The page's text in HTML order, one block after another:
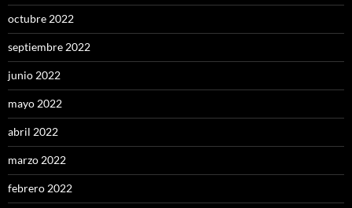
octubre 2022
septiembre 2022
junio 2022
mayo 2022
abril 2022
marzo 2022
febrero 2022